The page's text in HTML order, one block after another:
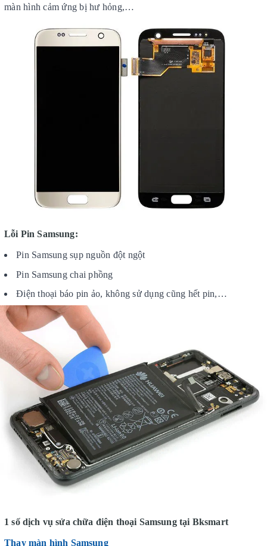
màn hình cảm ứng bị hư hỏng,…
Lỗi Pin Samsung:
Pin Samsung sụp nguồn đột ngột
Pin Samsung chai phồng
Điện thoại báo pin ảo, không sử dụng cũng hết pin,…
1 số dịch vụ sửa chữa điện thoại Samsung tại Bksmart
Thay màn hình Samsung